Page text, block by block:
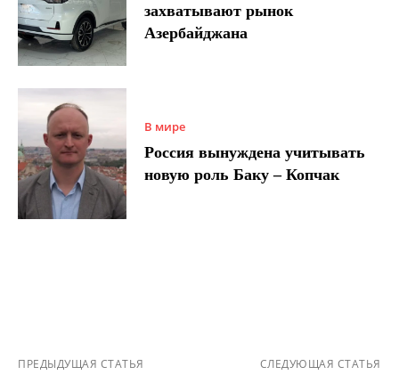
захватывают рынок
Азербайджана
В мире
Россия вынуждена учитывать
новую роль Баку – Копчак
ПРЕДЫДУЩАЯ СТАТЬЯ СЛЕДУЮЩАЯ СТАТЬЯ